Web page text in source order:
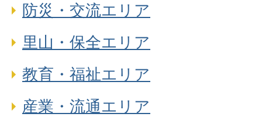
防災・交流エリア
里山・保全エリア
教育・福祉エリア
産業・流通エリア